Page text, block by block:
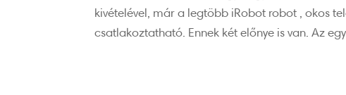
kivételével, már a legtöbb iRobot robot , okos
csatlakoztatható. Ennek két előnye is van. Az